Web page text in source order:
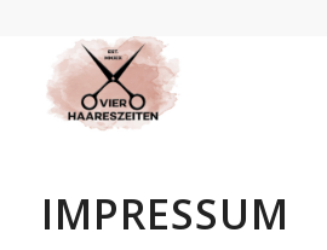
IMPRESSUM